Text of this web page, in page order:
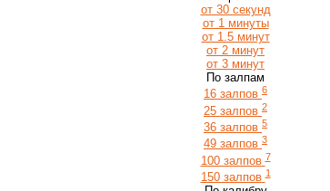
от 30 секунд
от 1 минуты
от 1.5 минут
от 2 минут
от 3 минут
По залпам
16 залпов 6
25 залпов 2
36 залпов 5
49 залпов 3
100 залпов 7
150 залпов 1